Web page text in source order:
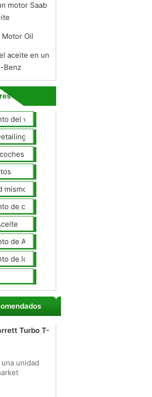
motor Saab
Motor Oil
aceite en un
Benz
del vehículo
mismo Mantenimiento de Automotores
de coches General
de Automotores Profesional
de los neumáticos
Turbo T-
unidad